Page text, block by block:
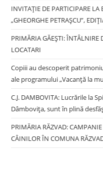
INVITAȚIE DE PARTICIPARE
„GHEORGHE PETRAȘCU”,
PRIMĂRIA GĂEȘTI: ÎNTÂLNIRE
LOCATARI
Copiii au descoperit
ale programului „Vacanță la
C.J. DAMBOVITA: Lucrările la
Dâmbovița, sunt în plină
PRIMĂRIA RĂZVAD:
CÂINILOR ÎN COMUNA